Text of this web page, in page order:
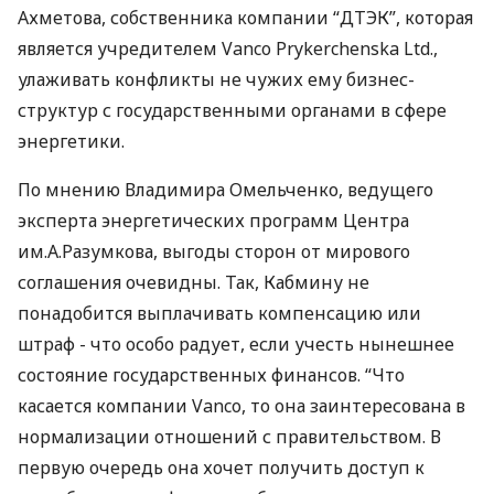
Ахметова, собственника компании “ДТЭК”, которая
является учредителем Vanco Prykerchenska Ltd.,
улаживать конф­ликты не чужих ему бизнес-
структур с государственными органами в сфере
энергетики.
По мнению Владимира Омельченко, ведущего
эксперта энергетических программ Центра
им.А.Разумкова, выгоды сторон от мирового
соглашения очевидны. Так, Кабмину не
понадобится выплачивать компенсацию или
штраф - что особо радует, если учесть нынешнее
состояние государственных финансов. “Что
касается компании Vanco, то она заинтересована в
нормализации отношений с правительством. В
первую очередь она хочет получить доступ к